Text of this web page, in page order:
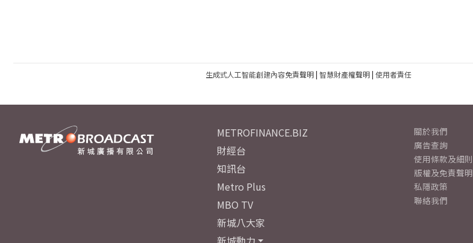
生成式人工智能創建內容免責聲明| 智慧財產權聲明| 使用者責任
METROFINANCE.BIZ
財經台
知訊台
Metro Plus
MBO TV
新城八大家
關於我們
廣告查詢
使用條款及細則
版權及免責聲明
私隱政策
聯絡我們